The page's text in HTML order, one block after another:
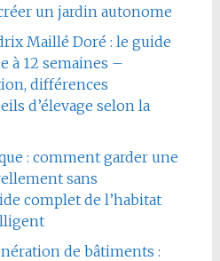
un jardin autonome
Maillé Doré : le guide
à 12 semaines –
différences
d’élevage selon la
: comment garder une
sans
complet de l’habitat
de bâtiments :